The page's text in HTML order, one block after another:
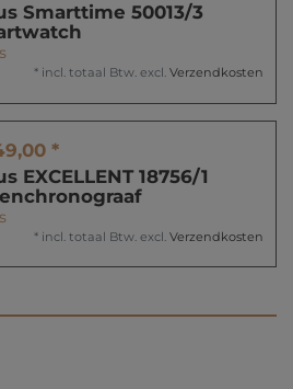
Smarttime 50013/3
* incl. totaal Btw. excl. Verzendkosten
*
EXCELLENT 18756/1
* incl. totaal Btw. excl. Verzendkosten